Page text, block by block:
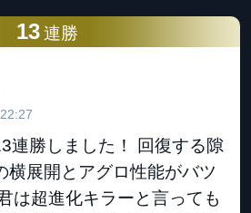
13 連勝
連勝しました！ 回復する隙
横展開とアグロ性能がバツ
は超進化キラーと言っても